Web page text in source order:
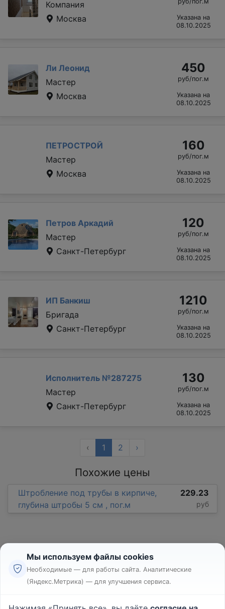
Компания
Москва
Указана на
08.10.2025
Ли Леонид
Мастер
Москва
450
руб/пог.м
Указана на
08.10.2025
ПЕТРОСТРОЙ
Мастер
Москва
160
руб/пог.м
Указана на
08.10.2025
Петров Аркадий
Мастер
Санкт-Петербург
120
руб/пог.м
Указана на
08.10.2025
ИП Банкиш
Бригада
Санкт-Петербург
1210
руб/пог.м
Указана на
08.10.2025
Исполнитель №287275
Мастер
Санкт-Петербург
130
руб/пог.м
Указана на
08.10.2025
‹ 1 2 ›
Похожие цены
Штробление под трубы в кирпиче,
глубина штробы 5 см , пог.м
229.23
руб
Реклама
Мы используем файлы cookies
Необходимые — для работы сайта. Аналитические
(Яндекс.Метрика) — для улучшения сервиса.